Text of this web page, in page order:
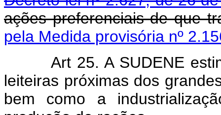
ações preferenciais de que
pela Medida provisória nº
Art 25. A SUDENE
leiteiras próximas dos
bem como a